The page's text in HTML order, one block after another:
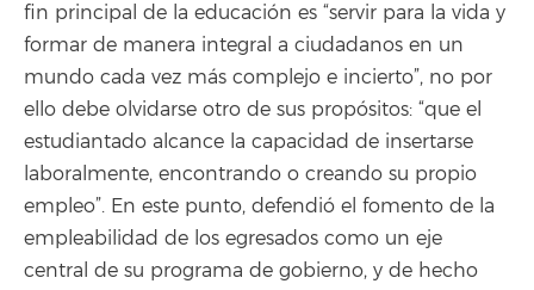
fin principal de la educación es “servir para la vida y
formar de manera integral a ciudadanos en un
mundo cada vez más complejo e incierto”, no por
ello debe olvidarse otro de sus propósitos: “que el
estudiantado alcance la capacidad de insertarse
laboralmente, encontrando o creando su propio
empleo”. En este punto, defendió el fomento de la
empleabilidad de los egresados como un eje
central de su programa de gobierno, y de hecho